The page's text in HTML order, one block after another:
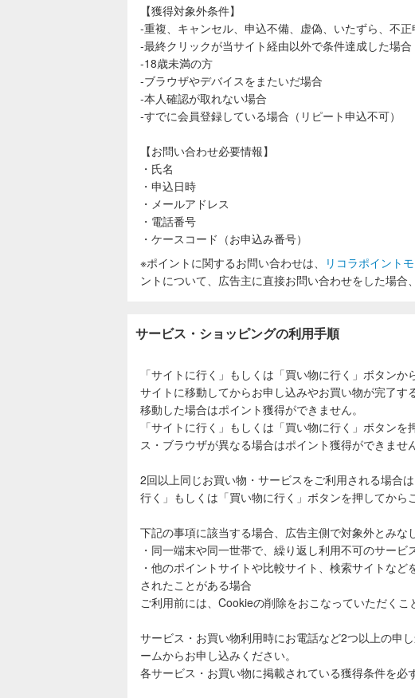
【獲得対象外条件】
‐重複、キャンセル、申込不備、虚偽、いたずら、不
‐最終クリックが当サイト経由以外で条件達成した場合
‐18歳未満の方
‐ブラウザやデバイスをまたいだ場合
‐本人確認が取れない場合
‐すでに会員登録している場合（リピート申込不可）
【お問い合わせ必要情報】
・氏名
・申込日時
・メールアドレス
・電話番号
・ケースコード（お申込み番号）
※ポイントに関するお問い合わせは、
リコラポイント
ントについて、広告主に直接お問い合わせをした場合
サービス・ショッピングの利用手順
「サイトに行く」もしくは「買い物に行く」ボタンか
サイトに移動してからお申し込みやお買い物が完了
移動した場合はポイント獲得ができません。
「サイトに行く」もしくは「買い物に行く」ボタン
ス・ブラウザが異なる場合はポイント獲得ができません
2回以上同じお買い物・サービスをご利用される場合
行く」もしくは「買い物に行く」ボタンを押してから
下記の事項に該当する場合、広告主側で対象外とみな
・同一端末や同一世帯で、繰り返し利用不可のサー
・他のポイントサイトや比較サイト、検索サイトな
されたことがある場合
ご利用前には、Cookieの削除をおこなっていただくこ
サービス・お買い物利用時にお電話など2つ以上の申
ームからお申し込みください。
各サービス・お買い物に掲載されている獲得条件を必